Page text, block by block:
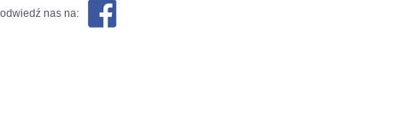
odwiedź nas na: